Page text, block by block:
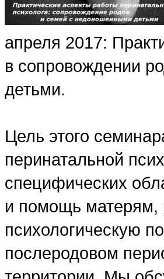
апреля 2017:
в сопровождении
детьми.
Цель этого
перинатальной
специфических
и помощь матерям,
психологическую
послеродовом